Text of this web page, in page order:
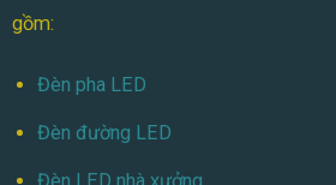
gồm:
Đèn pha LED
Đèn đường LED
Đèn LED nhà xưởng